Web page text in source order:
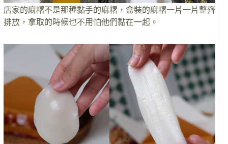
店家的麻糬不是那種黏手的麻糬，盒裝的麻糬一片一片整齊
排放，拿取的時候也不用怕他們黏在一起。